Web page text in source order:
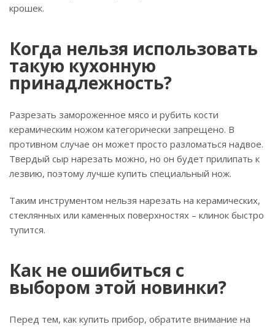
крошек.
Когда нельзя использовать
такую кухонную
принадлежность?
Разрезать замороженное мясо и рубить кости
керамическим ножом категорически запрещено. В
противном случае он может просто разломаться надвое.
Твердый сыр нарезать можно, но он будет прилипать к
лезвию, поэтому лучше купить специальный нож.
Таким инструментом нельзя нарезать на керамических,
стеклянных или каменных поверхностях – клинок быстро
тупится.
Как не ошибиться с
выбором этой новинки?
Перед тем, как купить прибор, обратите внимание на